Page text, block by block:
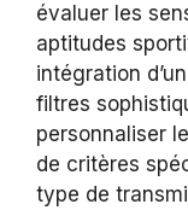
évaluer les
aptitudes
intégration
filtres
personnaliser
de critères
type de